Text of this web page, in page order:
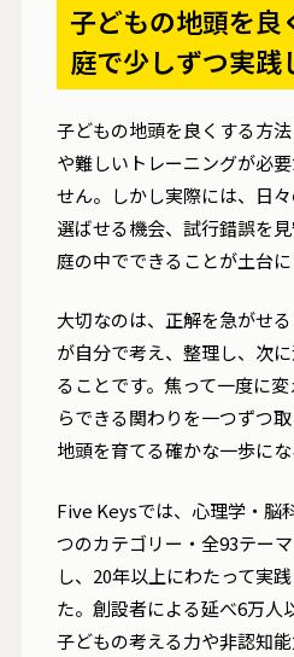
子どもの地頭を良
庭で少しずつ実践
子どもの地頭を良くする方
や難しいトレーニングが必
せん。しかし実際には、日々
選ばせる機会、試行錯誤を
庭の中でできることが土台に
大切なのは、正解を急がせ
が自分で考え、整理し、次
ることです。焦って一度に
らできる関わりを一つずつ
地頭を育てる確かな一歩にな
Five Keysでは、心理学・脳
つのカテゴリー・全93テー
し、20年以上にわたって実
た。創設者による延べ6万人
子どもの考える力や非認知